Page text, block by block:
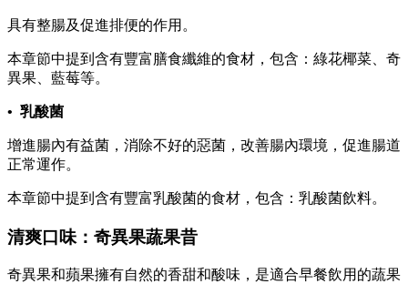
具有整腸及促進排便的作用。
本章節中提到含有豐富膳食纖維的食材，包含：綠花椰菜、奇
異果、藍莓等。
• 乳酸菌
增進腸內有益菌，消除不好的惡菌，改善腸內環境，促進腸道
正常運作。
本章節中提到含有豐富乳酸菌的食材，包含：乳酸菌飲料。
清爽口味：奇異果蔬果昔
奇異果和蘋果擁有自然的香甜和酸味，是適合早餐飲用的蔬果